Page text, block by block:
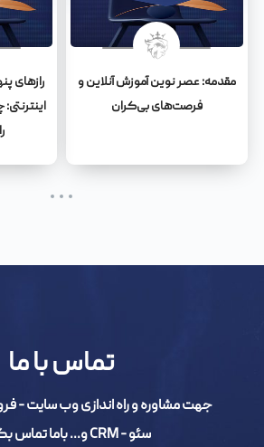
مقدمه: عصر نوین آموزش آنلاین و
فرصت‌های بی‌کران
رازهای
تماس با ما
جهت مشاوره و راه اندازی وب سایت -
سئو - CRM و... باما تماس بگیرید